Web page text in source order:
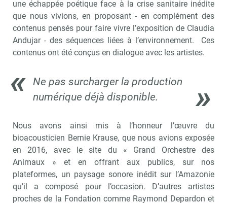
une échappée poétique face à la crise sanitaire inédite
que nous vivions, en proposant - en complément des
contenus pensés pour faire vivre l’exposition de Claudia
Andujar - des séquences liées à l’environnement. Ces
contenus ont été conçus en dialogue avec les artistes.
Ne pas surcharger la production
numérique déjà disponible.
Nous avons ainsi mis à l’honneur l’œuvre du
bioacousticien Bernie Krause, que nous avions exposée
en 2016, avec le site du « Grand Orchestre des
Animaux » et en offrant aux publics, sur nos
plateformes, un paysage sonore inédit sur l’Amazonie
qu’il a composé pour l’occasion. D’autres artistes
proches de la Fondation comme Raymond Depardon et